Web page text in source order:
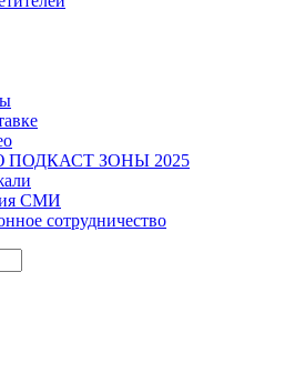
ЗОНЫ 2025
СМИ
сотрудничество